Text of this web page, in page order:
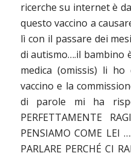
ricerche su internet è
questo vaccino a
lì con il passare dei
di autismo….il
medica (omissis) li
vaccino e la
di parole mi ha
PERFETTAMENTE
PENSIAMO COME LEI
PARLARE PERCHÉ CI